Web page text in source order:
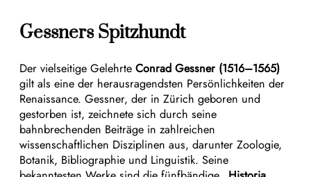
Gessners Spitzhundt
Der vielseitige Gelehrte Conrad Gessner (1516–1565)
gilt als eine der herausragendsten Persönlichkeiten der
Renaissance. Gessner, der in Zürich geboren und
gestorben ist, zeichnete sich durch seine
bahnbrechenden Beiträge in zahlreichen
wissenschaftlichen Disziplinen aus, darunter Zoologie,
Botanik, Bibliographie und Linguistik. Seine